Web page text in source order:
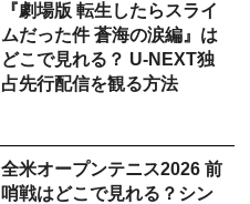
『劇場版 転生したらスライ
ムだった件 蒼海の涙編』は
どこで見れる？ U-NEXT独
占先行配信を観る方法
全米オープンテニス2026 前
哨戦はどこで見れる？シン